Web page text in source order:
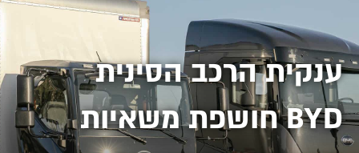
ענקית הרכב הסינית
BYD חושפת משאיות